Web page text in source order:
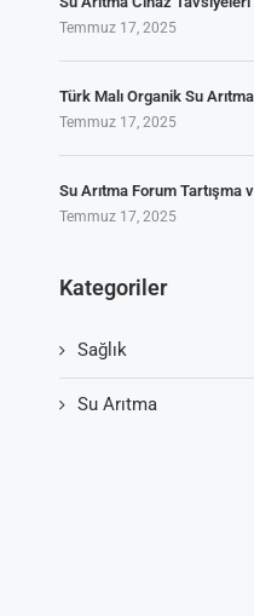
Temmuz 17, 2025
Türk Malı Organik Su
Temmuz 17, 2025
Su Arıtma Forum Tartışma
Temmuz 17, 2025
Kategoriler
Sağlık
Su Arıtma